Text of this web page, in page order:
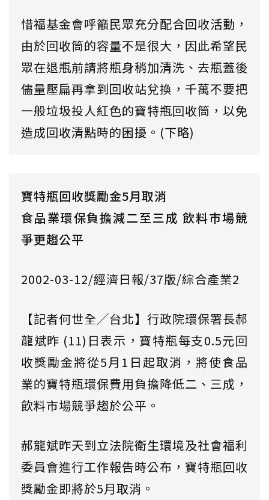
惜福基金會呼籲民眾充分配合回收活動，
由於回收筒的容量不是很大，因此希望民
眾在退瓶前請將瓶身稍加清洗、去瓶蓋後
儘量壓扁再拿到回收站兌換，千萬不要把
一般垃圾投人紅色的寶特瓶回收筒，以免
造成回收清點時的困擾。(下略)
寶特瓶回收獎勵金5月取消
食品業環保負擔減二至三成 飲料市場競
爭更趨公平
2002-03-12/經濟日報/37版/綜合產業2
【記者何世全╱台北】行政院環保署長郝
龍斌昨 (11)日表示，寶特瓶每支0.5元回
收獎勵金將從5月1日起取消，將使食品
業的寶特瓶環保費用負擔降低二、三成，
飲料市場競爭趨於公平。
郝龍斌昨天到立法院衛生環境及社會福利
委員會進行工作報告時公布，寶特瓶回收
獎勵金即將於5月取消。